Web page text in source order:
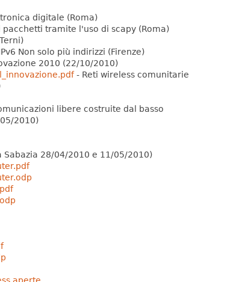
digitale (Roma)
tramite l'uso di scapy (Roma)
Non solo più indirizzi (Firenze)
2010 (22/10/2010)
- Reti wireless comunitarie
libere costruite dal basso
2010)
Sabazia 28/04/2010 e 11/05/2010)